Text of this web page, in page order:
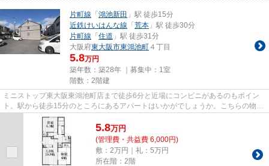
片町線 「 鴻池新田 」駅 徒歩15分
近鉄けいはんな線 「 荒本 」駅 徒歩30分
片町線 「 住道 」駅 徒歩31分
大阪府東大阪市東鴻池町 ４丁目
5.8万円
築年数：築28年 ｜募集中： 1室
階数：2階建
ミニストップ東大阪東鴻池町店まで徒歩6分と近場にコンビニがあるのもポイン
ト。駅から徒歩15分のところにあるアパートはいかがでしょうか。こちらの物件
はアパートです。こちらの物件...
5.8万円
(管理費・共益費 6,000円)
敷：2万円｜礼：5万円
所在階：2階